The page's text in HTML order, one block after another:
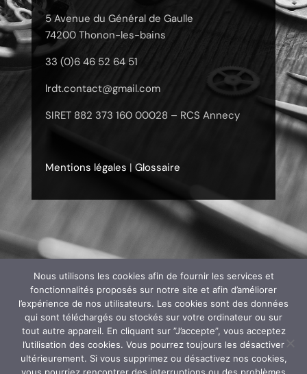
5 Avenue du Général de Gaulle
74200 Thonon-les-bains
33 (0)6 46 52 64 51
lrdt.contact@gmail.com
SIRET 882 373 160 00028 – RCS Annecy
Mentions légales | Glossaire
Nous utilisons les cookies afin de fournir les services et
fonctionnalités proposés sur notre site et afin d’améliorer
l’expérience de nos utilisateurs. Les cookies sont des données
qui sont téléchargés ou stockés sur votre ordinateur ou sur
tout autre appareil. En cliquant sur ”J’accepte”, vous acceptez
l’utilisation des cookies. Vous pourrez toujours les désactiver
ultérieurement. Si vous supprimez ou désactivez nos cookies,